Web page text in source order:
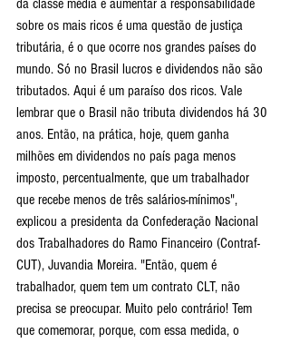
da classe média e aumentar a responsabilidade
sobre os mais ricos é uma questão de justiça
tributária, é o que ocorre nos grandes países do
mundo. Só no Brasil lucros e dividendos não são
tributados. Aqui é um paraíso dos ricos. Vale
lembrar que o Brasil não tributa dividendos há 30
anos. Então, na prática, hoje, quem ganha
milhões em dividendos no país paga menos
imposto, percentualmente, que um trabalhador
que recebe menos de três salários-mínimos",
explicou a presidenta da Confederação Nacional
dos Trabalhadores do Ramo Financeiro (Contraf-
CUT), Juvandia Moreira. "Então, quem é
trabalhador, quem tem um contrato CLT, não
precisa se preocupar. Muito pelo contrário! Tem
que comemorar, porque, com essa medida, o